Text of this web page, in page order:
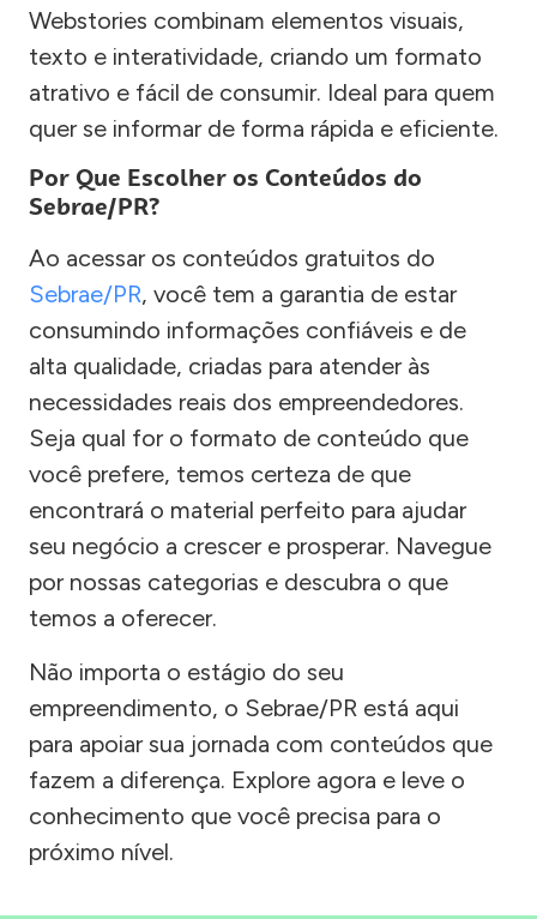
Webstories combinam elementos visuais,
texto e interatividade, criando um formato
atrativo e fácil de consumir. Ideal para quem
quer se informar de forma rápida e eficiente.
Por Que Escolher os Conteúdos do
Sebrae/PR?
Ao acessar os conteúdos gratuitos do
Sebrae/PR, você tem a garantia de estar
consumindo informações confiáveis e de
alta qualidade, criadas para atender às
necessidades reais dos empreendedores.
Seja qual for o formato de conteúdo que
você prefere, temos certeza de que
encontrará o material perfeito para ajudar
seu negócio a crescer e prosperar. Navegue
por nossas categorias e descubra o que
temos a oferecer.
Não importa o estágio do seu
empreendimento, o Sebrae/PR está aqui
para apoiar sua jornada com conteúdos que
fazem a diferença. Explore agora e leve o
conhecimento que você precisa para o
próximo nível.